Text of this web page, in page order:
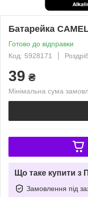
Батарейка
Готово до відправки
Код: 5928171
39 ₴
Мінімальна сума
Що таке купити з
Замовлення під